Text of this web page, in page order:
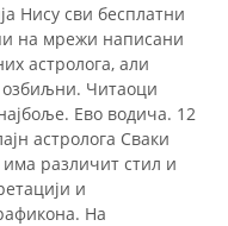
Нису сви бесплатни
на мрежи написани
астролога, али
озбиљни. Читаоци
Ево водича. 12
астролога Сваки
различит стил и
и
На